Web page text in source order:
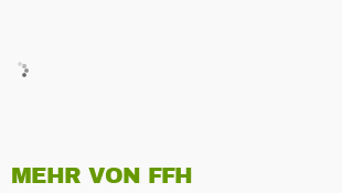
MEHR VON FFH